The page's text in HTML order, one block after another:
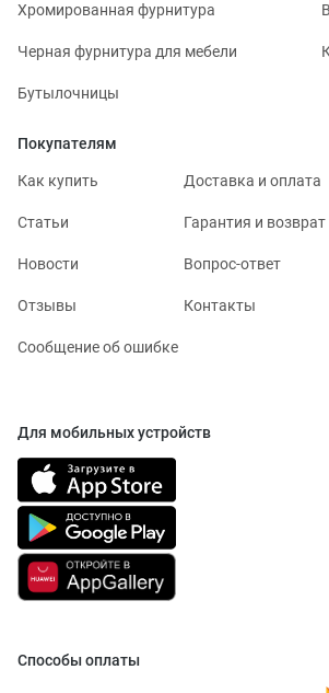
Хромированная фурнитура
Черная фурнитура для мебели
Бутылочницы
Покупателям
Как купить Доставка и оплата
Статьи Гарантия и возврат
Новости Вопрос-ответ
Отзывы Контакты
Сообщение об ошибке
Для мобильных устройств
Способы оплаты